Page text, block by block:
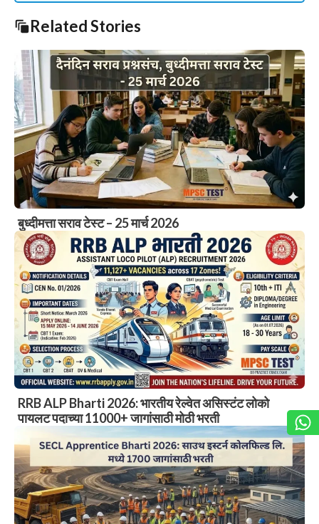
Related Stories
बुध्दीमत्ता सराव टेस्ट – 25 मार्च 2026
RRB ALP Bharti 2026: भारतीय रेल्वेत असिस्टंट लोको
पायलट पदाच्या 11000+ जागांसाठी मोठी भरती